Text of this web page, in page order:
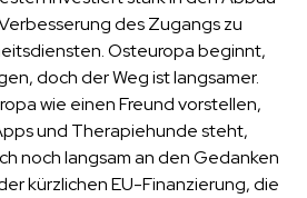
des Zugangs zu
Osteuropa beginnt,
doch der Weg ist langsamer.
wie einen Freund vorstellen,
und Therapiehunde steht,
noch langsam an den Gedanken
kürzlichen EU-Finanzierung, die